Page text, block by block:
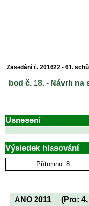
Zasedání č. 201622 - 61.
bod č. 18. - Návrh
Usnesení
Výsledek hlasování
Přítomno: 8
ANO 2011 (Pro: